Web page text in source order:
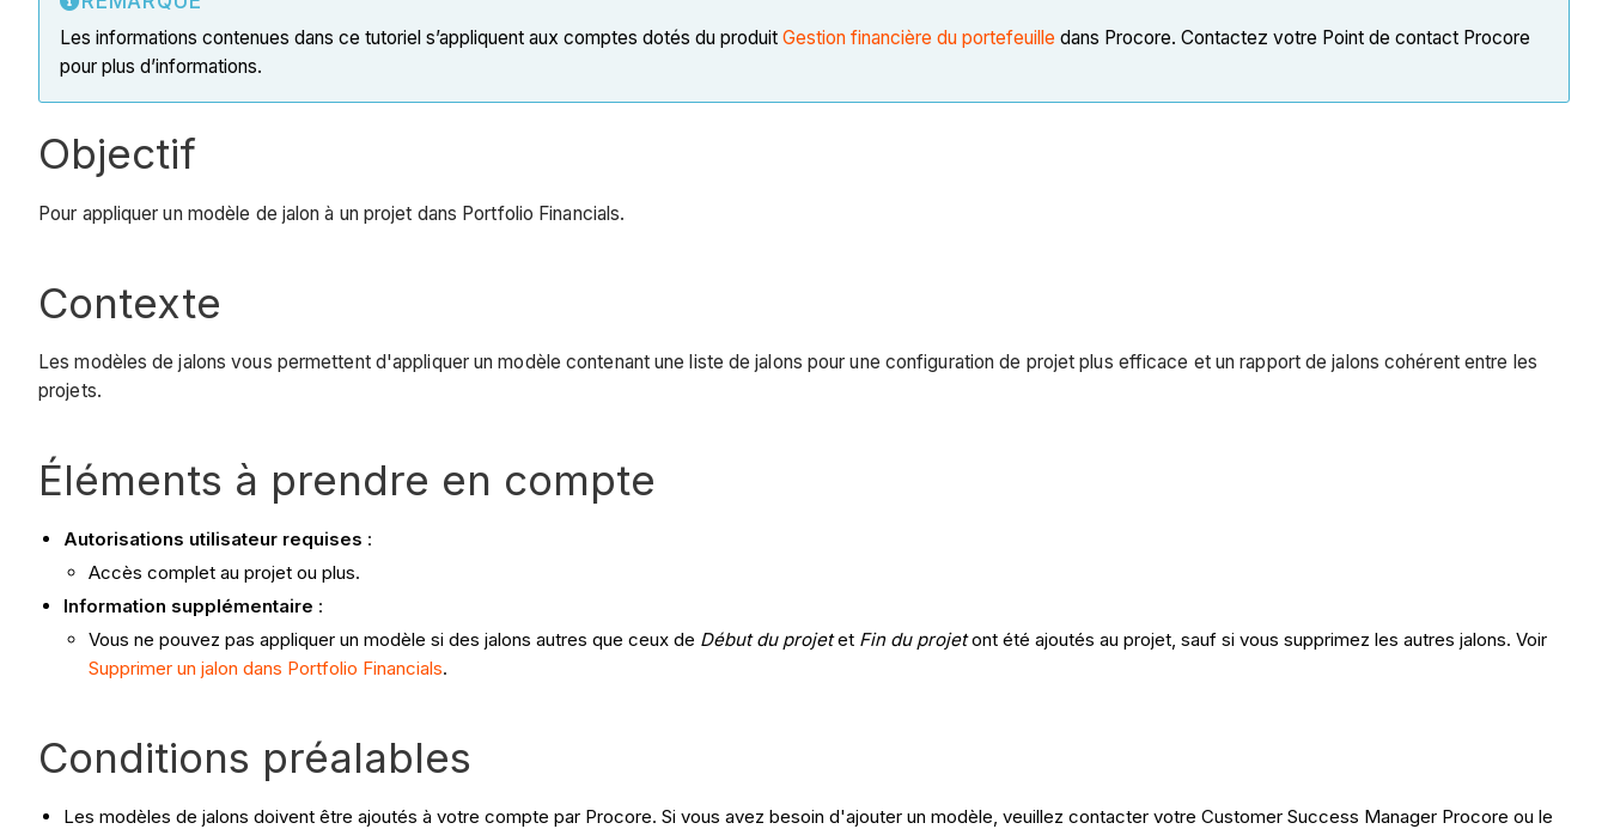
Les informations contenues dans ce tutoriel s’appliquent aux comptes dotés du produit Gestion financière du portefeuille dans Procore. Contactez votre Point de contact Procore
pour plus d’informations.
Objectif
Pour appliquer un modèle de jalon à un projet dans Portfolio Financials.
Contexte
Les modèles de jalons vous permettent d'appliquer un modèle contenant une liste de jalons pour une configuration de projet plus efficace et un rapport de jalons cohérent entre les
projets.
Éléments à prendre en compte
Autorisations utilisateur requises :
Accès complet au projet ou plus.
Information supplémentaire :
Vous ne pouvez pas appliquer un modèle si des jalons autres que ceux de Début du projetet Fin du projetont été ajoutés au projet, sauf si vous supprimez les autres jalons. Voir
Supprimer un jalon dans Portfolio Financials.
Conditions préalables
Les modèles de jalons doivent être ajoutés à votre compte par Procore. Si vous avez besoin d'ajouter un modèle, veuillez contacter votre Customer Success Manager Procore ou le